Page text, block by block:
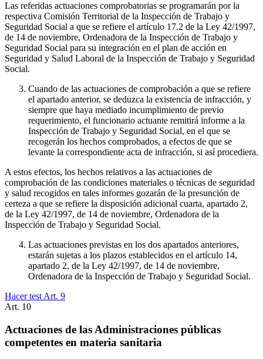
Las referidas actuaciones comprobatorias se programarán por la
respectiva Comisión Territorial de la Inspección de Trabajo y
Seguridad Social a que se refiere el artículo 17.2 de la Ley 42/1997,
de 14 de noviembre, Ordenadora de la Inspección de Trabajo y
Seguridad Social para su integración en el plan de acción en
Seguridad y Salud Laboral de la Inspección de Trabajo y Seguridad
Social.
Cuando de las actuaciones de comprobación a que se refiere
el apartado anterior, se deduzca la existencia de infracción, y
siempre que haya mediado incumplimiento de previo
requerimiento, el funcionario actuante remitirá informe a la
Inspección de Trabajo y Seguridad Social, en el que se
recogerán los hechos comprobados, a efectos de que se
levante la correspondiente acta de infracción, si así procediera.
A estos efectos, los hechos relativos a las actuaciones de
comprobación de las condiciones materiales o técnicas de seguridad
y salud recogidos en tales informes gozarán de la presunción de
certeza a que se refiere la disposición adicional cuarta, apartado 2,
de la Ley 42/1997, de 14 de noviembre, Ordenadora de la
Inspección de Trabajo y Seguridad Social.
Las actuaciones previstas en los dos apartados anteriores,
estarán sujetas a los plazos establecidos en el artículo 14,
apartado 2, de la Ley 42/1997, de 14 de noviembre,
Ordenadora de la Inspección de Trabajo y Seguridad Social.
Hacer test Art. 9
Art. 10
Actuaciones de las Administraciones públicas
competentes en materia sanitaria